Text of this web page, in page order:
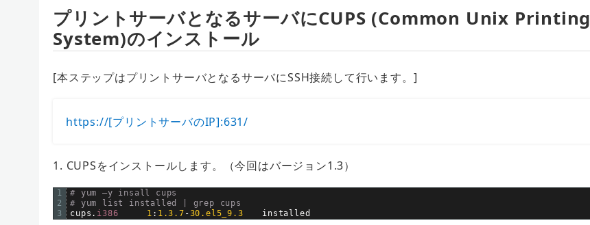
プリントサーバとなるサーバにCUPS (Common Unix Printing
System)のインストール
[本ステップはプリントサーバとなるサーバにSSH接続して行います。]
https://[プリントサーバのIP]:631/
1. CUPSをインストールします。（今回はバージョン1.3）
1
2
3
# yum –y insall cups
# yum list installed | grep cups
cups . i386 1 : 1.3.7 -30.el5_9.3 installed